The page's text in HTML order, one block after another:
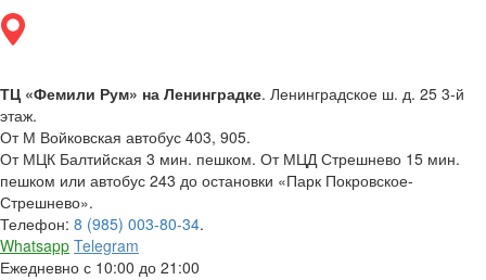
ТЦ «Фемили Рум» на Ленинградке. Ленинградское ш. д. 25 3-й
этаж.
От М Войковская автобус 403, 905.
От МЦК Балтийская 3 мин. пешком. От МЦД Стрешнево 15 мин.
пешком или автобус 243 до остановки «Парк Покровское-
Стрешнево».
Телефон: 8 (985) 003-80-34.
Whatsapp Telegram
Ежедневно с 10:00 до 21:00